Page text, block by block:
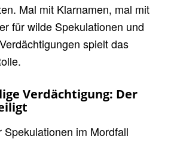
Mal mit Klarnamen, mal mit
für wilde Spekulationen und
spielt das
Verdächtigung: Der
Spekulationen im Mordfall